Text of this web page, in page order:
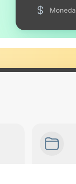
Moneda